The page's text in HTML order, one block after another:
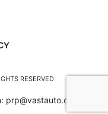
RESERVED
prp@vastauto.com